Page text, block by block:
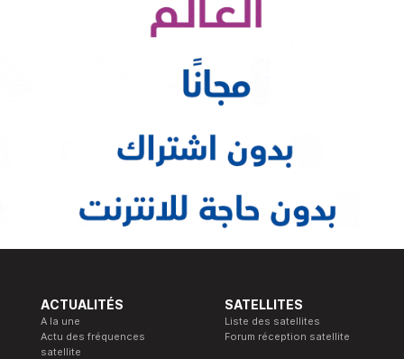
ACTUALITÉS
A la une
Actu des fréquences
satellite
SATELLITES
Liste des satellites
Forum réception satellite